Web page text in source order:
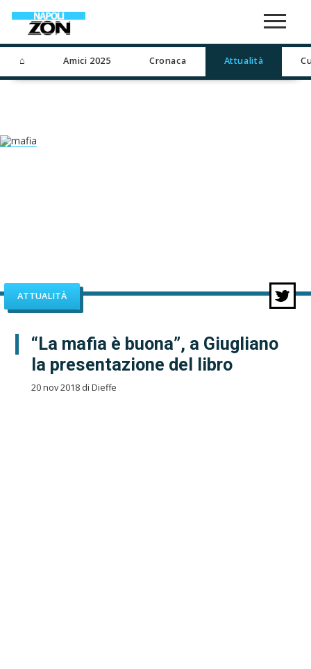
⌂ Amici 2025 Cronaca Attualità
ATTUALITÀ
“La mafia è buona”, a Giugliano
la presentazione del libro
20 nov 2018 di Dieffe